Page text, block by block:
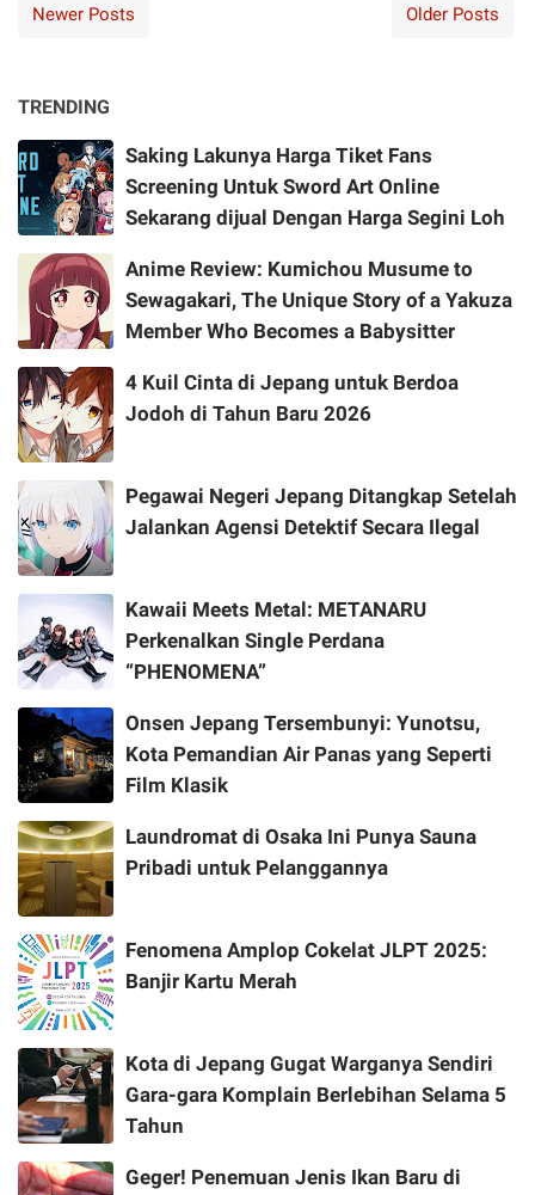
Newer Posts Older Posts
TRENDING
Saking Lakunya Harga Tiket Fans
Screening Untuk Sword Art Online
Sekarang dijual Dengan Harga Segini Loh
Anime Review: Kumichou Musume to
Sewagakari, The Unique Story of a Yakuza
Member Who Becomes a Babysitter
4 Kuil Cinta di Jepang untuk Berdoa
Jodoh di Tahun Baru 2026
Pegawai Negeri Jepang Ditangkap Setelah
Jalankan Agensi Detektif Secara Ilegal
Kawaii Meets Metal: METANARU
Perkenalkan Single Perdana
“PHENOMENA”
Onsen Jepang Tersembunyi: Yunotsu,
Kota Pemandian Air Panas yang Seperti
Film Klasik
Laundromat di Osaka Ini Punya Sauna
Pribadi untuk Pelanggannya
Fenomena Amplop Cokelat JLPT 2025:
Banjir Kartu Merah
Kota di Jepang Gugat Warganya Sendiri
Gara-gara Komplain Berlebihan Selama 5
Tahun
Geger! Penemuan Jenis Ikan Baru di